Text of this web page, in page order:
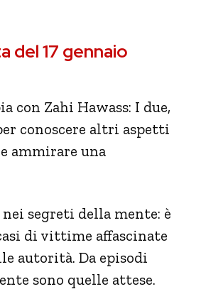
del 17 gennaio
con Zahi Hawass: I due,
conoscere altri aspetti
ammirare una
segreti della mente: è
di vittime affascinate
autorità. Da episodi
sono quelle attese.